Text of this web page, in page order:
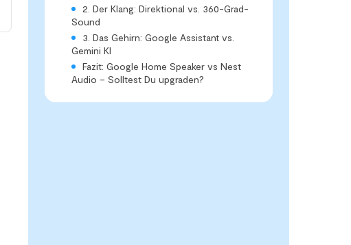
2. Der Klang: Direktional vs. 360-Grad-
Sound
3. Das Gehirn: Google Assistant vs.
Gemini KI
Fazit: Google Home Speaker vs Nest
Audio – Solltest Du upgraden?